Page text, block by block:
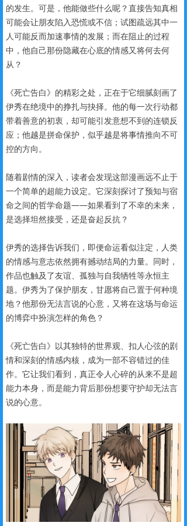
的发生。可是，他能做些什么呢？直接告知真相
可能会让朋友陷入恐慌或不信；试图疏远其中一
人可能反而加速事情的发展；而在阻止的过程
中，他自己那份隐藏在心底的情感又将何去何
从？
《死亡告白》的精彩之处，正在于它细腻刻画了
伊秀在绝境中的挣扎与抉择。他的每一次行动都
带着善意的初衷，却可能引发意想不到的连锁反
应；他越是拼命保护，似乎越是将事情推向不可
控的方向。
随着剧情的深入，读者会发现这部漫画远不止于
一个简单的超能力设定。它深刻探讨了预知与宿
命之间的哲学命题——如果看到了不幸的未来，
是选择坦然接受，还是奋起反抗？
伊秀的选择告诉我们，即便命运看似注定，人类
的情感与意志依然拥有撼动结局的力量。同时，
作品也触及了友谊、孤独与自我牺牲等永恒主
题。伊秀为了保护朋友，甘愿将自己置于何种境
地？他那份无法言说的心意，又将在这场与命运
的博弈中扮演怎样的角色？
《死亡告白》以其独特的世界观、扣人心弦的剧
情和深刻的情感内核，成为一部不容错过的佳
作。它让我们看到，真正令人心碎的从来不是超
能力本身，而是能力背后那份想要守护却无法言
说的心意。